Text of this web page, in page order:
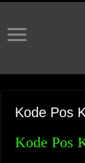
Kode Pos
Kode Pos